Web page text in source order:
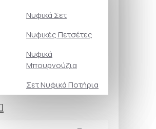
Νυφικά Σετ
Νυφικές Πετσέτες
Νυφικά
Μπουρνούζια
Σετ Νυφικά Ποτήρια